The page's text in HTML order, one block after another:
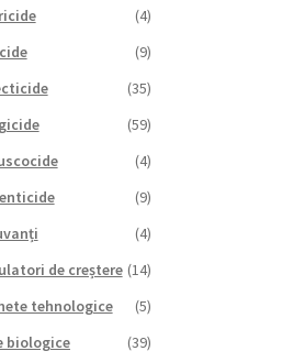
(4)
(9)
(35)
(59)
(4)
(9)
(4)
de creștere (14)
tehnologice
(5)
biologice
(39)